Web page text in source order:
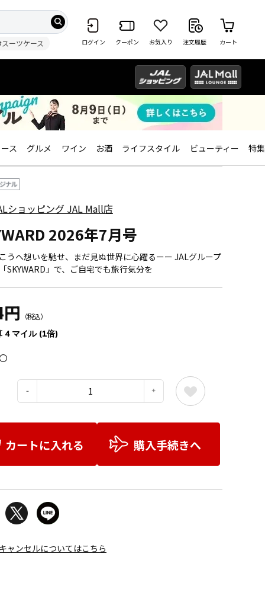
ーツケース ログイン クーポン お気入り 注文履歴 カート
ス グルメ ワイン お酒 ライフスタイル ビューティー 特集
ショッピング JAL Mall店
2026年7月号
うへ想いを馳せ、まだ見ぬ世界に心躍るーー JALグループ
SKYWARD」で、ご自宅でも旅行気分を
（税込）
4 マイル (1倍)
カートに入れる 購入手続きへ
ャンセルについてはこちら